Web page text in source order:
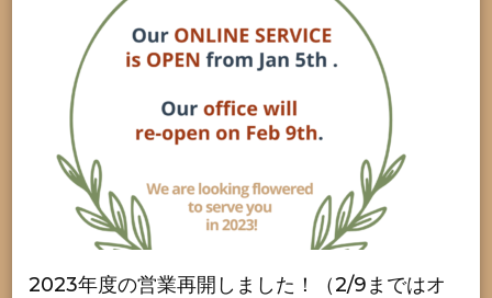
2023年度の営業再開しました！（2/9まではオ